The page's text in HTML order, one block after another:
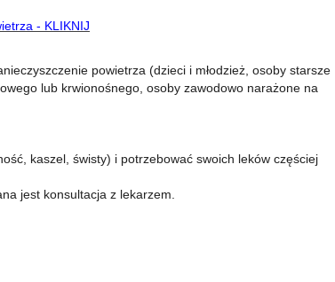
- KLIKNIJ
powietrza (dzieci i młodzież, osoby starsze
lub krwionośnego, osoby zawodowo narażone na
kaszel, świsty) i potrzebować swoich leków częściej
jest konsultacja z lekarzem.